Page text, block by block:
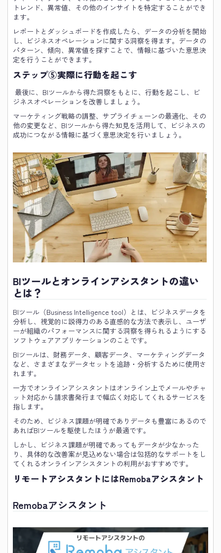
トレンド、異常値、その他のインサイトを特定することができ
ます。
レポートとダッシュボードを作成したら、データの分析を開始
し、ビジネスオペレーションに関する洞察を得ます。データの
パターン、傾向、異常値を探すことで、情報に基づいた意思決
定を行うことができます。
ステップ⑤実際に行動を起こす
最後に、BIツールから得た洞察をもとに、行動を起こし、ビ
ジネスオペレーションを改善しましょう。
マーケティング戦略の調整、サプライチェーンの最適化、その
他の変更など、BIツールから得た知見を活用して、ビジネスの
成功につながる情報に基づく意思決定を行いましょう。
BIツールとオンラインアシスタントの違い
とは？
BIツール（Business Intelligence tool）とは、ビジネスデータを
分析し、視覚的に説得力のある直感的な方法で表示し、ユーザ
ーが組織のパフォーマンスに関する洞察を得られるようにする
ソフトウェアアプリケーションのことです。
BIツールは、財務データ、顧客データ、マーケティングデータ
など、さまざまなデータセットを追跡・分析するために使用さ
れます。
一方でオンラインアシスタントはオンライン上でメールやチャ
ット対応から請求書発行まで幅広く対応してくれるサービスを
指します。
そのため、ビジネス課題が明確でありデータも豊富にあるので
あればBIツールを駆使したほうが最適です。
しかし、ビジネス課題が明確であってもデータが少なかった
り、具体的な改善案が見込めない場合は包括的なサポートをし
てくれるオンラインアシスタントの利用がおすすめです。
リモートアシスタントにはRemobaアシスタント
Remobaアシスタント